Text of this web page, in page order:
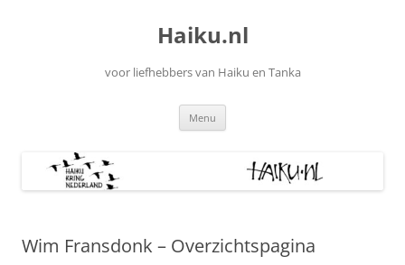
Haiku.nl
voor liefhebbers van Haiku en Tanka
Menu
Wim Fransdonk – Overzichtspagina